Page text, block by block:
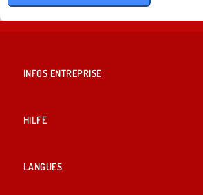
INFOS ENTREPRISE
HILFE
LANGUES